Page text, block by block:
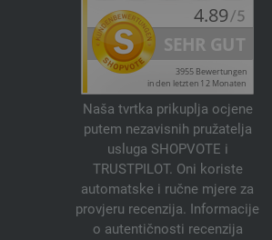
Naša tvrtka prikuplja ocjene
putem nezavisnih pružatelja
usluga SHOPVOTE i
TRUSTPILOT. Oni koriste
automatske i ručne mjere za
provjeru recenzija. Informacije
o autentičnosti recenzija